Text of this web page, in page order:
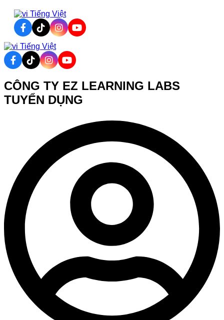
Tiếng Việt
Tiếng Việt
CÔNG TY EZ LEARNING LABS
TUYỂN DỤNG